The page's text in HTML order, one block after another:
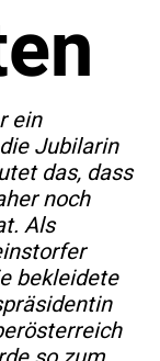
ein
Jubilarin
das, dass
noch
Als
bekleidete